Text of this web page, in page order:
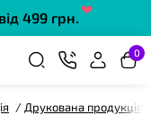
499 грн.
0
Друкована продукція